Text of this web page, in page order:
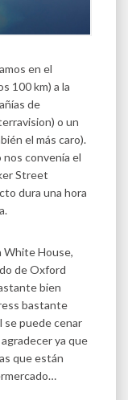
en el
100 km) a la
de
o un
el más caro).
convenía el
Street
dura una hora
White House,
de Oxford
bien
bastante
se puede cenar
ya que
que están